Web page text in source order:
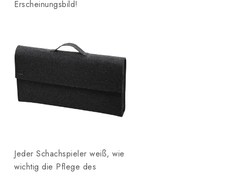
Erscheinungsbild!
Jeder Schachspieler weiß, wie
wichtig die Pflege des